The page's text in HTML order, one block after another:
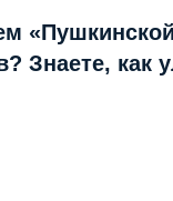
Знаете, как